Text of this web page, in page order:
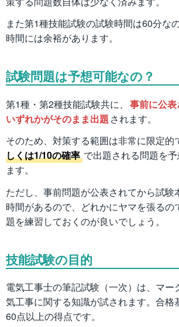
また第1種技能試験の試験時間は60分な
時間には余裕があります。
試験問題は予想可能なの？
第1種・第2種技能試験共に、 事前に公
いずれかがそのまま出題 されます。
そのため、対策する範囲は非常に限定的
しくは1/10の確率 で出題される問題を
ます。
ただし、事前問題が公表されてから試験
時間があるので、どれかにヤマを張るの
題を練習しておくのが良いでしょう。
技能試験の目的
電気工事士の筆記試験（一次）は、マー
気工事に関する知識が試されます。合格
60点以上の得点です。